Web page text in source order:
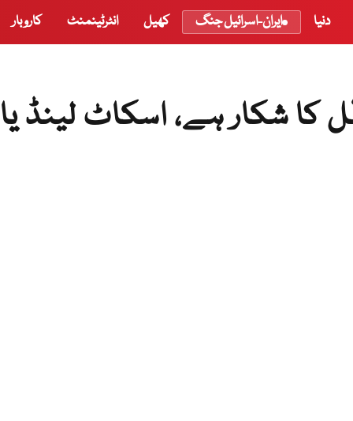
دنیا ایران-اسرائیل جنگ کھیل انٹرٹینمنٹ کاروبار
شکار ہے، اسکاٹ لینڈ